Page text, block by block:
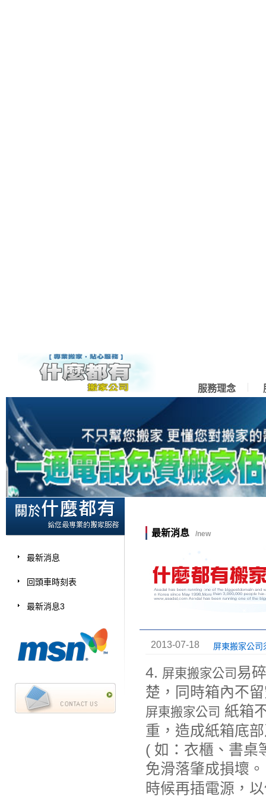
服務理念
最新消息
回頭車時刻表
最新消息3
最新消息 /new
2013-07-18 屏東搬家公司
4. 屏東搬家公司 易
楚，同時箱內不
屏東搬家公司 紙箱
重，造成紙箱底
( 如：衣櫃、書桌
免滑落肇成損壞
時候再插電源，